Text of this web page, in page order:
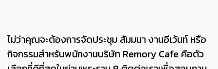
ไม่ว่าคุณจะต้องการจัดประชุม สัมมนา งานอีเว้นท์ หรือ
กิจกรรมสำหรับพนักงานบริษัท Remory Cafe คือตัว